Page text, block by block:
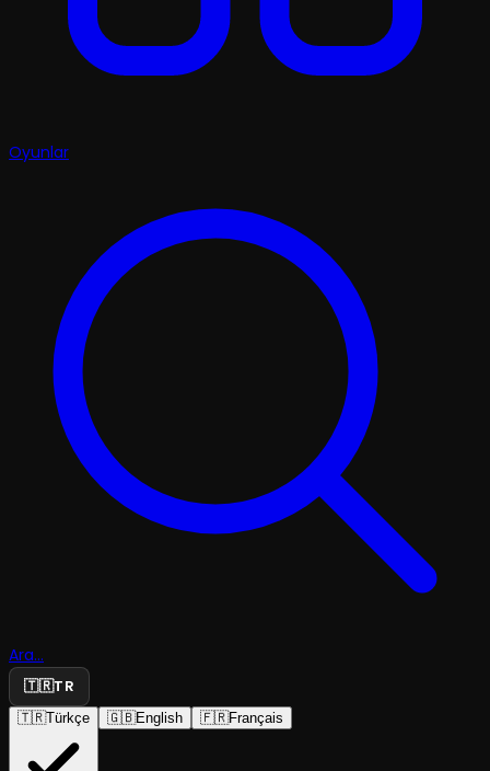
Oyunlar
Ara...
🇹🇷TR
🇹🇷Türkçe 🇬🇧English 🇫🇷Français